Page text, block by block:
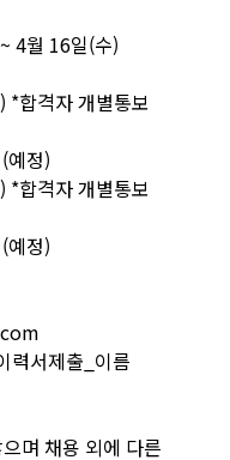
4월 16일(수)
합격자 개별통보
예정)
합격자 개별통보
예정)
력서제출_이름
며 채용 외에 다른